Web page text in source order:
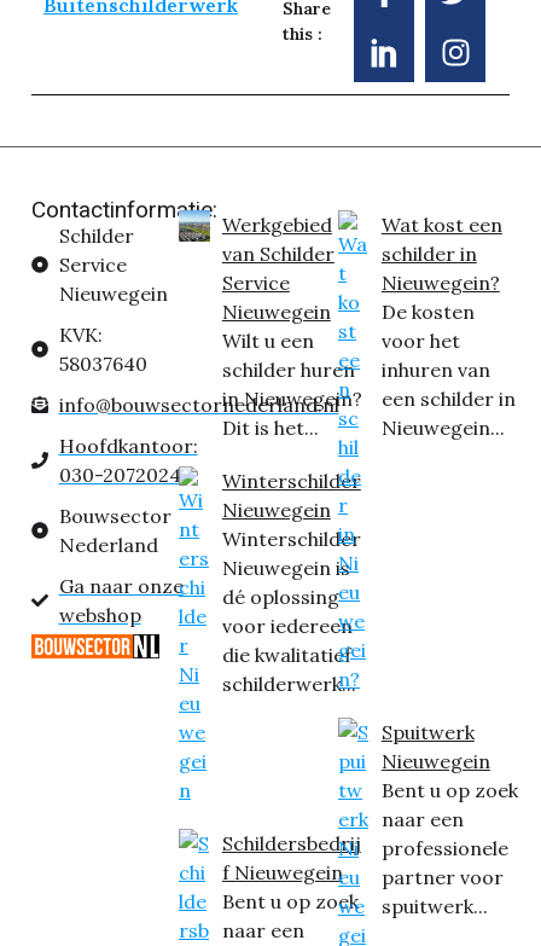
Buitenschilderwerk
Share
this :
Contactinformatie:
Schilder
Service
Nieuwegein
KVK:
58037640
info@bouwsectornederland.nl
Hoofdkantoor:
030-2072024
Bouwsector
Nederland
Ga naar onze
webshop
Werkgebied
van Schilder
Service
Nieuwegein
Wilt u een
schilder huren
in Nieuwegein?
Dit is het...
Winterschilder
Nieuwegein
Winterschilder
Nieuwegein is
dé oplossing
voor iedereen
die kwalitatief
schilderwerk...
Schildersbedrij
f Nieuwegein
Bent u op zoek
naar een
Wat kost een
schilder in
Nieuwegein?
De kosten
voor het
inhuren van
een schilder in
Nieuwegein...
Spuitwerk
Nieuwegein
Bent u op zoek
naar een
professionele
partner voor
spuitwerk...